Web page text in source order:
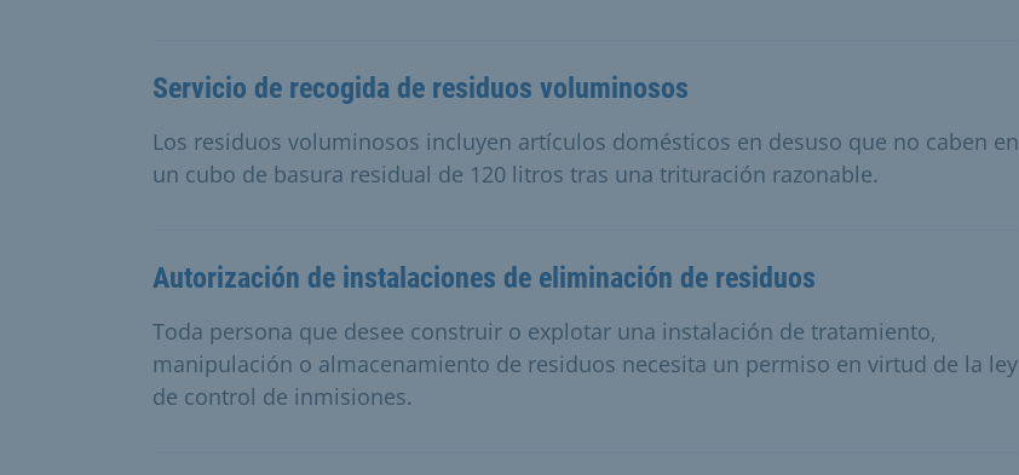
Servicio de recogida de residuos voluminosos
Los residuos voluminosos incluyen artículos domésticos en desuso que no caben en
un cubo de basura residual de 120 litros tras una trituración razonable.
Autorización de instalaciones de eliminación de residuos
Toda persona que desee construir o explotar una instalación de tratamiento,
manipulación o almacenamiento de residuos necesita un permiso en virtud de la ley
de control de inmisiones.